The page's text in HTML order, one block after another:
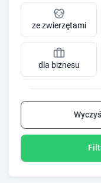
ze zwierzętami
dla biznesu